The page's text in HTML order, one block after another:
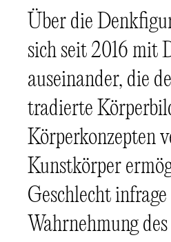
Über die
sich seit 2016 mit
auseinander, die
tradierte
Körperkonzepten
Kunstkörper
Geschlecht
Wahrnehmung